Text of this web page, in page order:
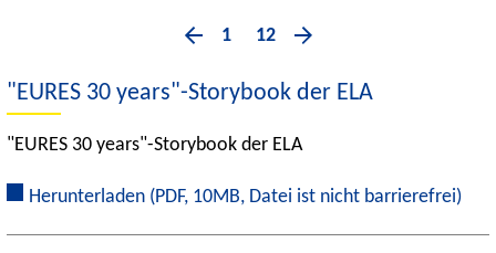
1 12
"EURES 30 years"-Storybook der ELA
"EURES 30 years"-Storybook der ELA
Herunterladen (PDF, 10MB, Datei ist nicht barrierefrei)